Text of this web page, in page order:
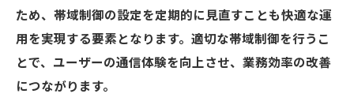
ため、帯域制御の設定を定期的に見直すことも快適な運
用を実現する要素となります。適切な帯域制御を行うこ
とで、ユーザーの通信体験を向上させ、業務効率の改善
につながります。